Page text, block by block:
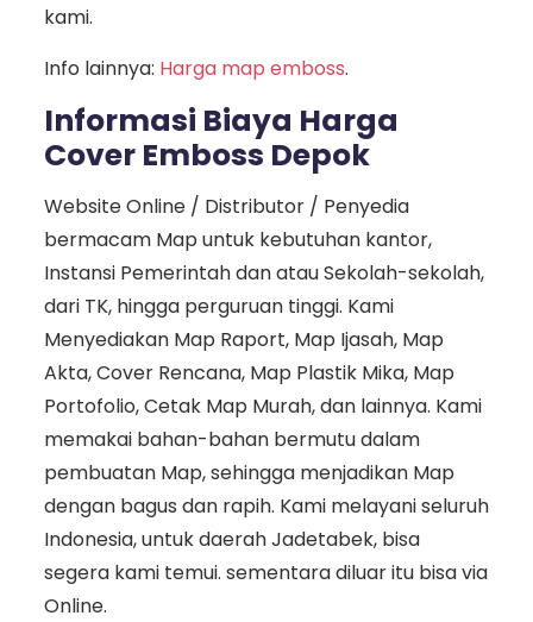
kami.
Info lainnya: Harga map emboss.
Informasi Biaya Harga
Cover Emboss Depok
Website Online / Distributor / Penyedia
bermacam Map untuk kebutuhan kantor,
Instansi Pemerintah dan atau Sekolah-sekolah,
dari TK, hingga perguruan tinggi. Kami
Menyediakan Map Raport, Map Ijasah, Map
Akta, Cover Rencana, Map Plastik Mika, Map
Portofolio, Cetak Map Murah, dan lainnya. Kami
memakai bahan-bahan bermutu dalam
pembuatan Map, sehingga menjadikan Map
dengan bagus dan rapih. Kami melayani seluruh
Indonesia, untuk daerah Jadetabek, bisa
segera kami temui. sementara diluar itu bisa via
Online.